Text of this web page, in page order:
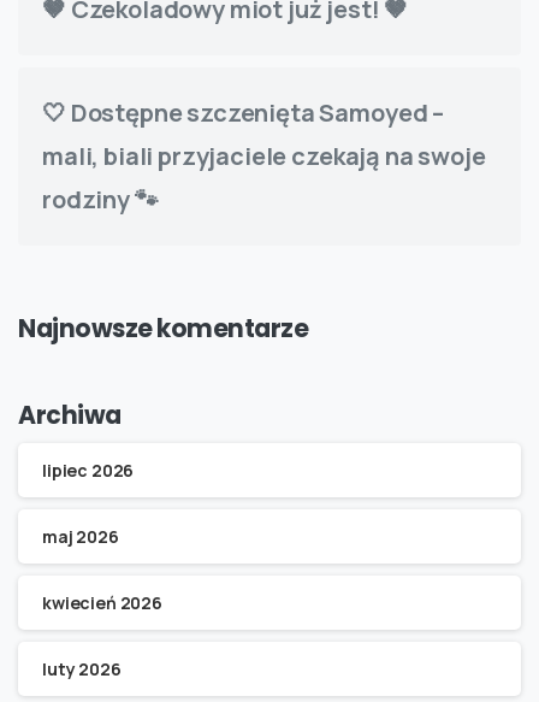
🤎 Czekoladowy miot już jest! 🤎
🤍 Dostępne szczenięta Samoyed –
mali, biali przyjaciele czekają na swoje
rodziny 🐾
Najnowsze komentarze
Archiwa
lipiec 2026
maj 2026
kwiecień 2026
luty 2026